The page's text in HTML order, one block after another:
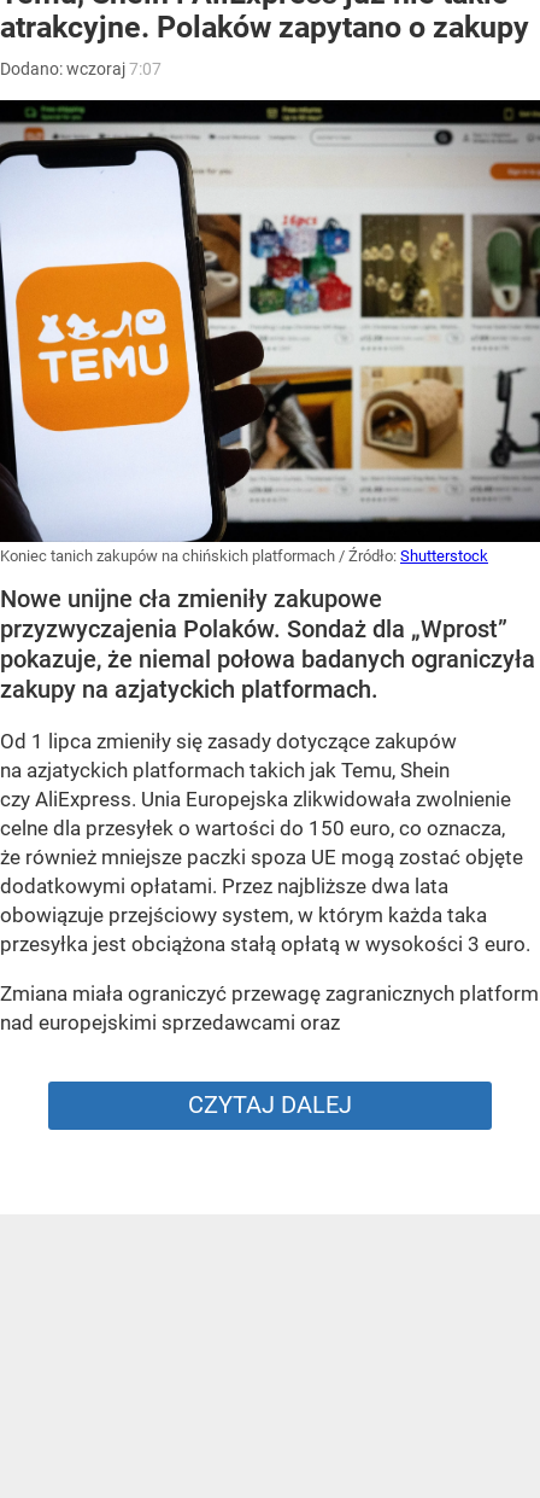
atrakcyjne. Polaków zapytano o zakupy
Dodano:wczoraj7:07
Koniec tanich zakupów na chińskich platformach / Źródło: Shutterstock
Nowe unijne cła zmieniły zakupowe
przyzwyczajenia Polaków. Sondaż dla „Wprost”
pokazuje, że niemal połowa badanych ograniczyła
zakupy na azjatyckich platformach.
Od 1 lipca zmieniły się zasady dotyczące zakupów
na azjatyckich platformach takich jak Temu, Shein
czy AliExpress. Unia Europejska zlikwidowała zwolnienie
celne dla przesyłek o wartości do 150 euro, co oznacza,
że również mniejsze paczki spoza UE mogą zostać objęte
dodatkowymi opłatami. Przez najbliższe dwa lata
obowiązuje przejściowy system, w którym każda taka
przesyłka jest obciążona stałą opłatą w wysokości 3 euro.
Zmiana miała ograniczyć przewagę zagranicznych platform
nad europejskimi sprzedawcami oraz
CZYTAJ DALEJ